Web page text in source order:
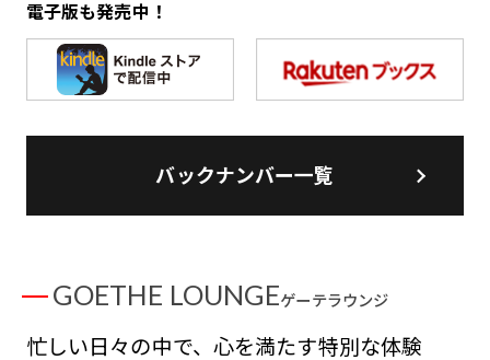
電子版も発売中！
バックナンバー一覧
GOETHE LOUNGEゲーテラウンジ
忙しい日々の中で、心を満たす特別な体験